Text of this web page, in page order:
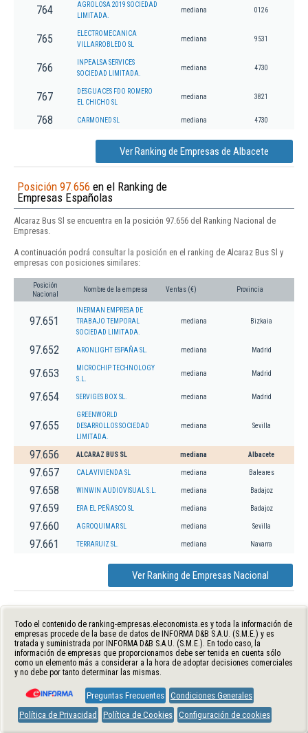
764
AGROLOSA 2019 SOCIEDAD
LIMITADA.
mediana 0126
765
ELECTROMECANICA
VILLARROBLEDO SL
mediana 9531
766
INPEALSA SERVICES
SOCIEDAD LIMITADA.
mediana 4730
767
DESGUACES FDO ROMERO
EL CHICHO SL
mediana 3821
768 CARMONED SL mediana 4730
Ver Ranking de Empresas de Albacete
Posición 97.656 en el Ranking de
Empresas Españolas
Alcaraz Bus Sl se encuentra en la posición 97.656 del Ranking Nacional de
Empresas.
A continuación podrá consultar la posición en el ranking de Alcaraz Bus Sl y
empresas con posiciones similares:
Posición
Nacional
Nombre de la empresa Ventas (€) Provincia
97.651
INERMAN EMPRESA DE
TRABAJO TEMPORAL
SOCIEDAD LIMITADA.
mediana Bizkaia
97.652 ARONLIGHT ESPAÑA SL. mediana Madrid
97.653
MICROCHIP TECHNOLOGY
S.L.
mediana Madrid
97.654 SERVIGES BOX SL. mediana Madrid
97.655
GREENWORLD
DESARROLLOS SOCIEDAD
LIMITADA.
mediana Sevilla
97.656 ALCARAZ BUS SL mediana Albacete
97.657 CALAVIVIENDA SL mediana Baleares
97.658 WINWIN AUDIOVISUAL S.L. mediana Badajoz
97.659 ERA EL PEÑASCO SL mediana Badajoz
97.660 AGROQUIMAR SL mediana Sevilla
97.661 TERRARUIZ SL. mediana Navarra
Ver Ranking de Empresas Nacional
Todo el contenido de ranking-empresas.eleconomista.es y toda la información de
empresas procede de la base de datos de INFORMA D&B S.A.U. (S.M.E.) y es
tratada y suministrada por INFORMA D&B S.A.U. (S.M.E.). En todo caso, la
información de empresas que proporcionamos debe ser tenida en cuenta sólo
como un elemento más a considerar a la hora de adoptar decisiones comerciales
y no debe por tanto determinar las mismas.
Preguntas Frecuentes Condiciones Generales
Política de Privacidad
Política de Cookies Configuración de cookies